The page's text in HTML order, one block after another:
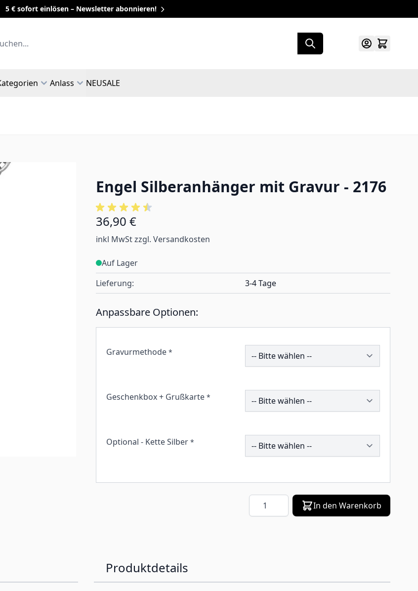
5 € sofort einlösen – Newsletter abonnieren!
Anlass NEUSALE
Engel Silberanhänger mit Gravur - 2176
36,90 €
inkl MwSt zzgl. Versandkosten
Auf Lager
Lieferung:
3-4 Tage
Anpassbare Optionen:
Gravurmethode * 190544
Geschenkbox + Grußkarte * 259646
Optional - Kette Silber * 196377
Menge In den Warenkorb
Produktdetails